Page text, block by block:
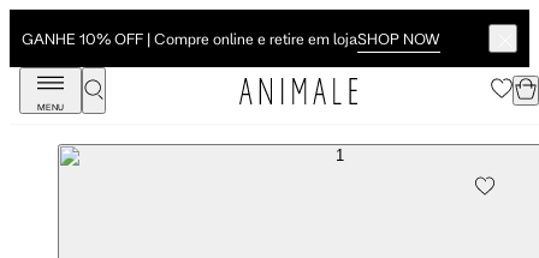
GANHE 10% OFF | Compre online e retire em lojaSHOP NOW
MENU